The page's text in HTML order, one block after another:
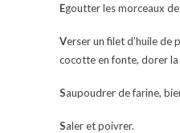
Egoutter les morceaux
Verser un filet d’huile de
cocotte en fonte, dorer la
Saupoudrer de farine,
Saler et poivrer.